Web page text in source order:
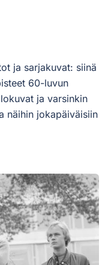
ja sarjakuvat: siinä
60-luvun
ja varsinkin
näihin jokapäiväisiin